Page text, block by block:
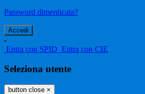
Password dimenticata?
-
Entra con SPID Entra con CIE
Seleziona utente
button close ×